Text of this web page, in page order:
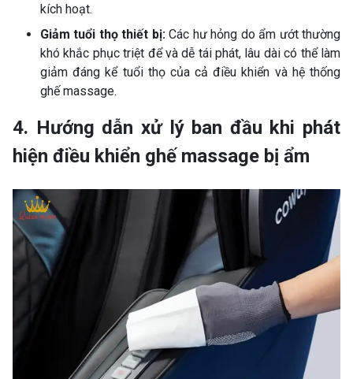
kích hoạt.
Giảm tuổi thọ thiết bị:Các hư hỏng do ẩm ướt thường
khó khắc phục triệt để và dễ tái phát, lâu dài có thể làm
giảm đáng kể tuổi thọ của cả điều khiển và hệ thống
ghế massage.
4. Hướng dẫn xử lý ban đầu khi phát
hiện điều khiển ghế massage bị ẩm